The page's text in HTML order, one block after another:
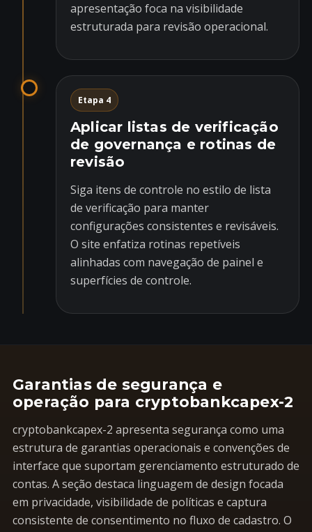
apresentação foca na visibilidade
estruturada para revisão operacional.
Etapa 4
Aplicar listas de verificação
de governança e rotinas de
revisão
Siga itens de controle no estilo de lista
de verificação para manter
configurações consistentes e revisáveis.
O site enfatiza rotinas repetíveis
alinhadas com navegação de painel e
superfícies de controle.
Garantias de segurança e
operação para cryptobankcapex-2
cryptobankcapex-2 apresenta segurança como uma
estrutura de garantias operacionais e convenções de
interface que suportam gerenciamento estruturado de
contas. A seção destaca linguagem de design focada
em privacidade, visibilidade de políticas e captura
consistente de consentimento no fluxo de cadastro. O